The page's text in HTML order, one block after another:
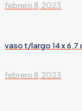
febrero 8, 2023
vaso t/largo 14 x 6,7
febrero 8, 2023